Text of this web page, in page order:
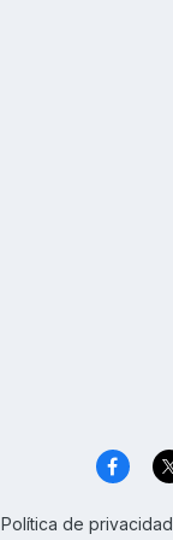
Política de privacidad